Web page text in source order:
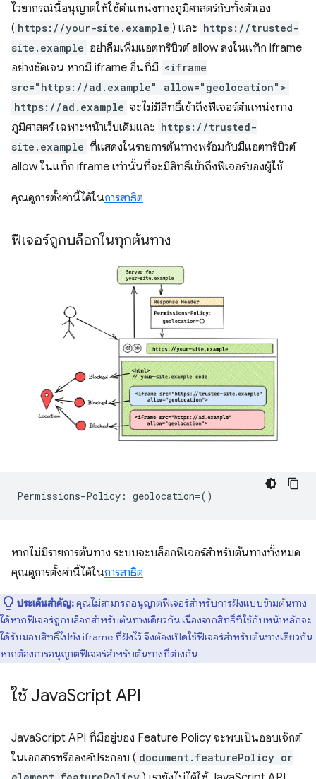
ไวยากรณ์นี้อนุญาตให้ใช้ตำแหน่งทางภูมิศาสตร์กับทั้งตัวเอง
( https://your-site.example ) และ https://trusted-
site.example อย่าลืมเพิ่มแอตทริบิวต์ allow ลงในแท็ก iframe
อย่างชัดเจน หากมี iframe อื่นที่มี <iframe
src="https://ad.example" allow="geolocation">
https://ad.example จะไม่มีสิทธิ์เข้าถึงฟีเจอร์ตำแหน่งทาง
ภูมิศาสตร์ เฉพาะหน้าเว็บเดิมและ https://trusted-
site.example ที่แสดงในรายการต้นทางพร้อมกับมีแอตทริบิวต์
allow ในแท็ก iframe เท่านั้นที่จะมีสิทธิ์เข้าถึงฟีเจอร์ของผู้ใช้
คุณดูการตั้งค่านี้ได้ในการสาธิต
ฟีเจอร์ถูกบล็อกในทุกต้นทาง
หากไม่มีรายการต้นทาง ระบบจะบล็อกฟีเจอร์สำหรับต้นทางทั้งหมด
คุณดูการตั้งค่านี้ได้ในการสาธิต
ประเด็นสำคัญ:คุณไม่สามารถอนุญาตฟีเจอร์สำหรับการฝังแบบข้ามต้นทาง
ได้หากฟีเจอร์ถูกบล็อกสำหรับต้นทางเดียวกัน เนื่องจากสิทธิ์ที่ใช้กับหน้าหลักจะ
ได้รับมอบสิทธิ์ไปยัง iframe ที่ฝังไว้ จึงต้องเปิดใช้ฟีเจอร์สำหรับต้นทางเดียวกัน
หากต้องการอนุญาตฟีเจอร์สำหรับต้นทางที่ต่างกัน
ใช้ JavaScript API
JavaScript API ที่มีอยู่ของ Feature Policy จะพบเป็นออบเจ็กต์
ในเอกสารหรือองค์ประกอบ ( document.featurePolicy or